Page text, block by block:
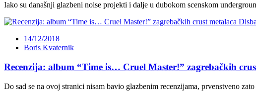
Iako su današnji glazbeni noise projekti i dalje u dubokom scenskom
14/12/2018
Boris Kvaternik
Recenzija: album “Time is… Cruel Master!” zagrebačkih
Do sad se na ovoj stranici nisam bavio glazbenim recenzijama, prvenstveno